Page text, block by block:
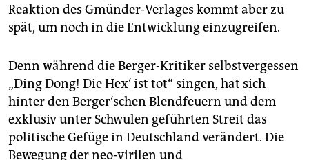
Reaktion des Gmünder-Verlages kommt aber zu
spät, um noch in die Entwicklung einzugreifen.
Denn während die Berger-Kritiker selbstvergessen
„Ding Dong! Die Hex‘ ist tot“ singen, hat sich
hinter den Berger‘schen Blendfeuern und dem
exklusiv unter Schwulen geführten Streit das
politische Gefüge in Deutschland verändert. Die
Bewegung der neo-virilen und